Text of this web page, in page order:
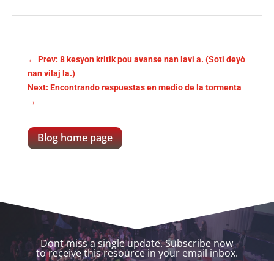
← Prev: 8 kesyon kritik pou avanse nan lavi a. (Soti deyò
nan vilaj la.)
Next: Encontrando respuestas en medio de la tormenta
→
Blog home page
Dont miss a single update. Subscribe now
to receive this resource in your email inbox.